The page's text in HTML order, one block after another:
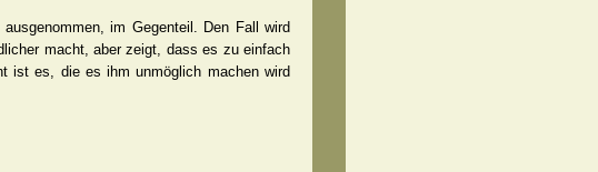
im Gegenteil. Den Fall wird
macht, aber zeigt, dass es zu einfach
ist es, die es ihm unmöglich machen wird